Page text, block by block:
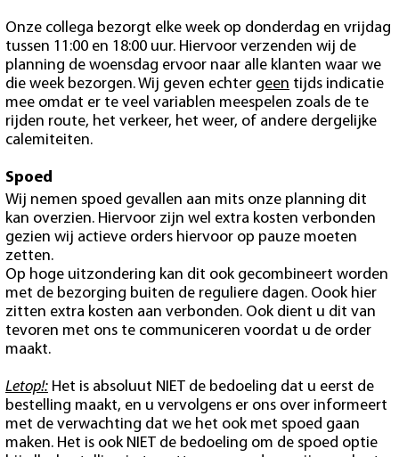
Onze collega bezorgt elke week op donderdag en vrijdag
tussen 11:00 en 18:00 uur. Hiervoor verzenden wij de
planning de woensdag ervoor naar alle klanten waar we
die week bezorgen. Wij geven echter geen tijds indicatie
mee omdat er te veel variablen meespelen zoals de te
rijden route, het verkeer, het weer, of andere dergelijke
calemiteiten.
Spoed
Wij nemen spoed gevallen aan mits onze planning dit
kan overzien. Hiervoor zijn wel extra kosten verbonden
gezien wij actieve orders hiervoor op pauze moeten
zetten.
Op hoge uitzondering kan dit ook gecombineert worden
met de bezorging buiten de reguliere dagen. Oook hier
zitten extra kosten aan verbonden. Ook dient u dit van
tevoren met ons te communiceren voordat u de order
maakt.
Letop!: Het is absoluut NIET de bedoeling dat u eerst de
bestelling maakt, en u vervolgens er ons over informeert
met de verwachting dat we het ook met spoed gaan
maken. Het is ook NIET de bedoeling om de spoed optie